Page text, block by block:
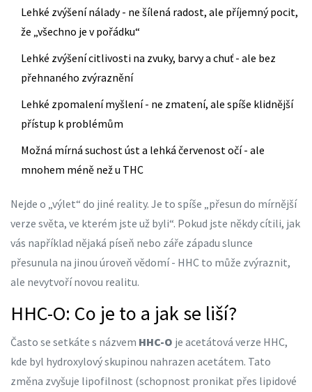
Lehké zvýšení nálady - ne šílená radost, ale příjemný pocit,
že „všechno je v pořádku“
Lehké zvýšení citlivosti na zvuky, barvy a chuť - ale bez
přehnaného zvýraznění
Lehké zpomalení myšlení - ne zmatení, ale spíše klidnější
přístup k problémům
Možná mírná suchost úst a lehká červenost očí - ale
mnohem méně než u THC
Nejde o „výlet“ do jiné reality. Je to spíše „přesun do mírnější
verze světa, ve kterém jste už byli“. Pokud jste někdy cítili, jak
vás například nějaká píseň nebo záře západu slunce
přesunula na jinou úroveň vědomí - HHC to může zvýraznit,
ale nevytvoří novou realitu.
HHC-O: Co je to a jak se liší?
Často se setkáte s názvem HHC-O je acetátová verze HHC,
kde byl hydroxylový skupinou nahrazen acetátem. Tato
změna zvyšuje lipofilnost (schopnost pronikat přes lipidové